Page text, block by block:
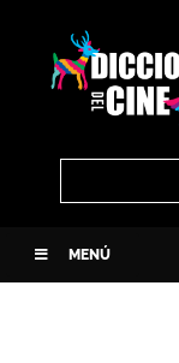
MENÚ